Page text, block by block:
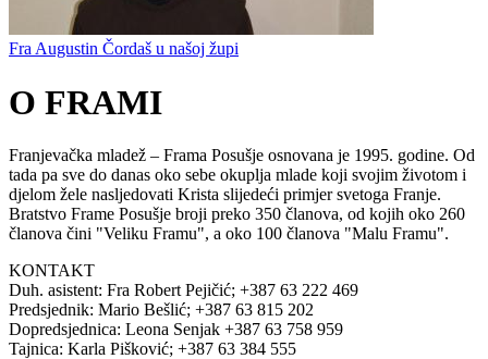
Fra Augustin Čordaš u našoj župi
O FRAMI
Franjevačka mladež – Frama Posušje osnovana je 1995. godine. Od
tada pa sve do danas oko sebe okuplja mlade koji svojim životom i
djelom žele nasljedovati Krista slijedeći primjer svetoga Franje.
Bratstvo Frame Posušje broji preko 350 članova, od kojih oko 260
članova čini "Veliku Framu", a oko 100 članova "Malu Framu".
KONTAKT
Duh. asistent: Fra Robert Pejičić; +387 63 222 469
Predsjednik: Mario Bešlić; +387 63 815 202
Dopredsjednica: Leona Senjak +387 63 758 959
Tajnica: Karla Pišković; +387 63 384 555